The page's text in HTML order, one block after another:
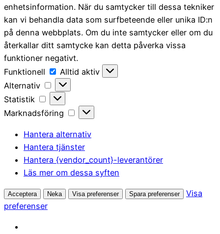
enhetsinformation. När du samtycker till dessa tekniker
kan vi behandla data som surfbeteende eller unika ID:n
på denna webbplats. Om du inte samtycker eller om du
återkallar ditt samtycke kan detta påverka vissa
funktioner negativt.
Funktionell
Funktionell
Alltid aktiv
Alternativ
Alternativ
Statistik
Statistik
Marknadsföring
Marknadsföring
Hantera alternativ
Hantera tjänster
Hantera {vendor_count}-leverantörer
Läs mer om dessa syften
Acceptera Neka Visa preferenser Spara preferenser
Visa
preferenser